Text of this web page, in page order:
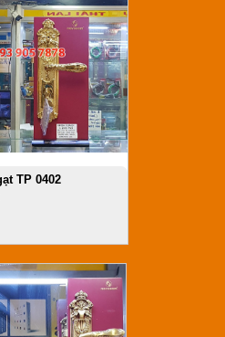
TP 0402